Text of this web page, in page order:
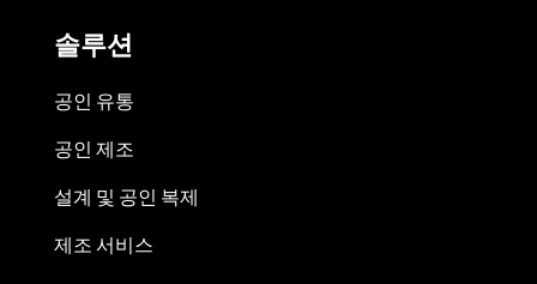
솔루션
공인 유통
공인 제조
설계 및 공인 복제
제조 서비스